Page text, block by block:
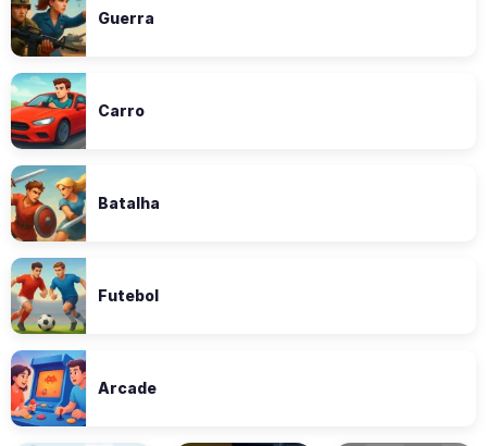
Guerra
Carro
Batalha
Futebol
Arcade